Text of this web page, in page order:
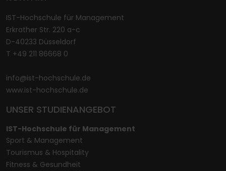
IST-Hochschule für Management
Erkrather Str. 220 a-c
D-40233 Düsseldorf
T +49 211 86668 0
info@ist-hochschule.de
www.ist-hochschule.de
UNSER STUDIENANGEBOT
IST-Hochschule für Management
Sport & Management
Tourismus & Hospitality
Fitness & Gesundheit